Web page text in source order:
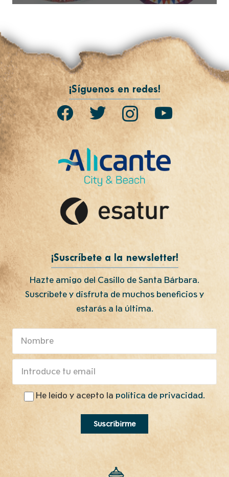
¡Síguenos en redes!
¡Suscríbete a la newsletter!
Hazte amigo del Casillo de Santa Bárbara.
Suscríbete y disfruta de muchos beneficios y
estarás a la última.
He leído y acepto la política de privacidad.